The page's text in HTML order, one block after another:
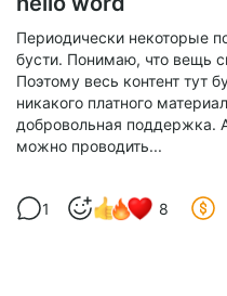
Периодически некоторые
бусти. Понимаю, что вещь
Поэтому весь контент тут
никакого платного
добровольная поддержка.
можно проводить...
1 8